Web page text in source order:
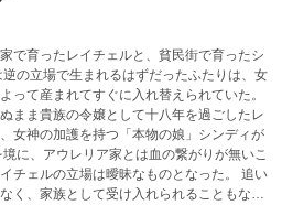
ていきます お楽しみいただけますと幸
で育ったレイチェルと、貧民街で育ったシ
逆の立場で生まれるはずだったふたりは、女
って産まれてすぐに入れ替えられていた。
まま貴族の令嬢として十八年を過ごしたレ
女神の加護を持つ「本物の娘」シンディが
に、アウレリア家とは血の繋がりが無いこ
チェルの立場は曖昧なものとなった。 追い
く、家族として受け入れられることもな